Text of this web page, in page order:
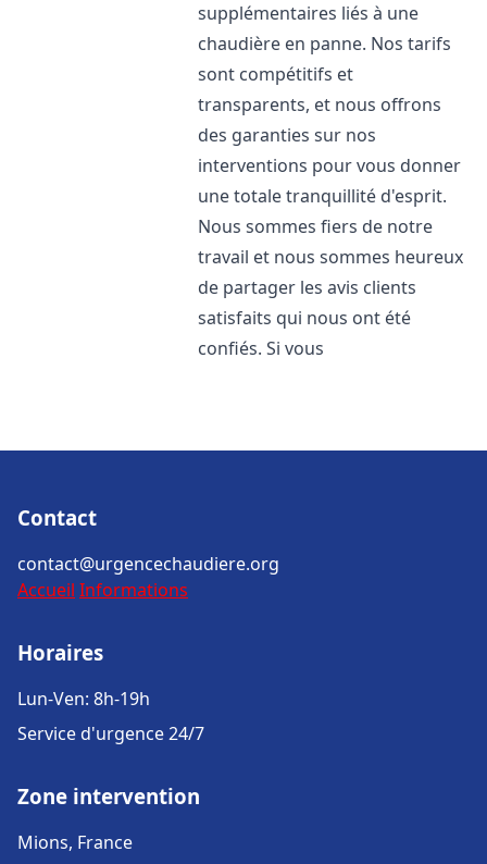
supplémentaires liés à une
chaudière en panne. Nos tarifs
sont compétitifs et
transparents, et nous offrons
des garanties sur nos
interventions pour vous donner
une totale tranquillité d'esprit.
Nous sommes fiers de notre
travail et nous sommes heureux
de partager les avis clients
satisfaits qui nous ont été
confiés. Si vous
Contact
contact@urgencechaudiere.org
Accueil Informations
Horaires
Lun-Ven: 8h-19h
Service d'urgence 24/7
Zone intervention
Mions, France